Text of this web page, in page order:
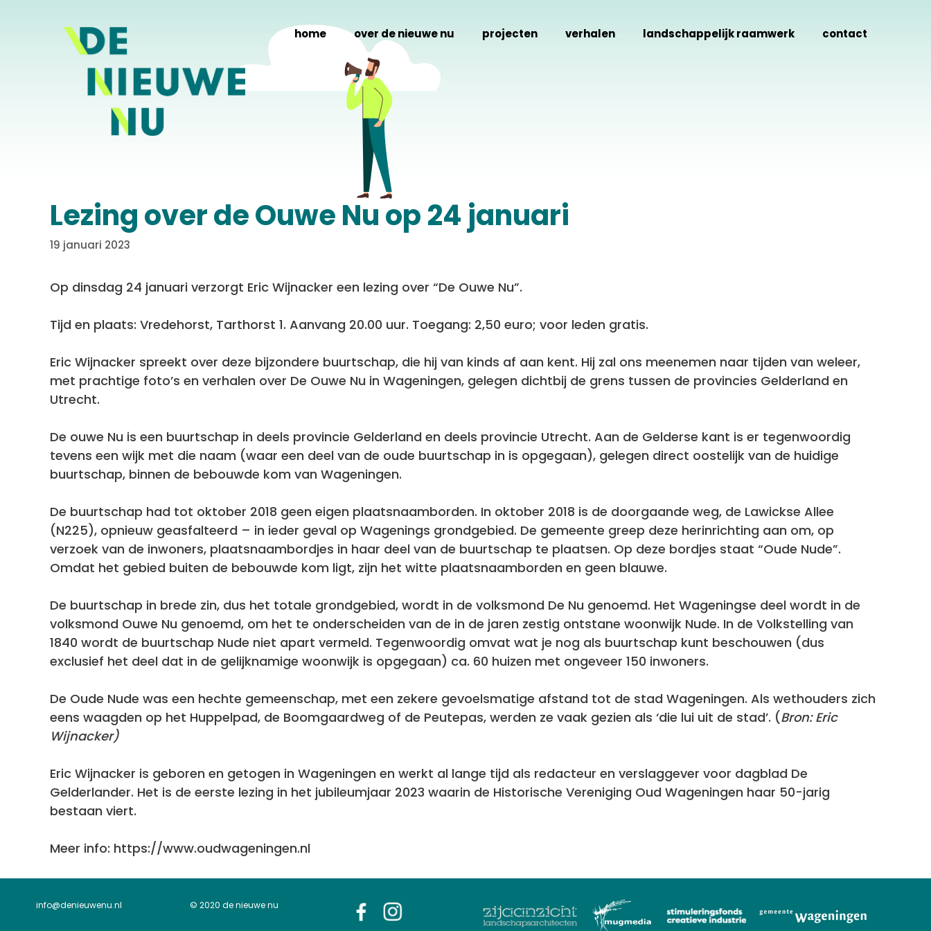
home over de nieuwe nu projecten verhalen landschappelijk raamwerk contact
Lezing over de Ouwe Nu op 24 januari
19 januari 2023
Op dinsdag 24 januari verzorgt Eric Wijnacker een lezing over “De Ouwe Nu”.
Tijd en plaats: Vredehorst, Tarthorst 1. Aanvang 20.00 uur. Toegang: 2,50 euro; voor leden gratis.
Eric Wijnacker spreekt over deze bijzondere buurtschap, die hij van kinds af aan kent. Hij zal ons meenemen naar tijden van weleer,
met prachtige foto’s en verhalen over De Ouwe Nu in Wageningen, gelegen dichtbij de grens tussen de provincies Gelderland en
Utrecht.
De ouwe Nu is een buurtschap in deels provincie Gelderland en deels provincie Utrecht. Aan de Gelderse kant is er tegenwoordig
tevens een wijk met die naam (waar een deel van de oude buurtschap in is opgegaan), gelegen direct oostelijk van de huidige
buurtschap, binnen de bebouwde kom van Wageningen.
De buurtschap had tot oktober 2018 geen eigen plaatsnaamborden. In oktober 2018 is de doorgaande weg, de Lawickse Allee
(N225), opnieuw geasfalteerd – in ieder geval op Wagenings grondgebied. De gemeente greep deze herinrichting aan om, op
verzoek van de inwoners, plaatsnaambordjes in haar deel van de buurtschap te plaatsen. Op deze bordjes staat “Oude Nude”.
Omdat het gebied buiten de bebouwde kom ligt, zijn het witte plaatsnaamborden en geen blauwe.
De buurtschap in brede zin, dus het totale grondgebied, wordt in de volksmond De Nu genoemd. Het Wageningse deel wordt in de
volksmond Ouwe Nu genoemd, om het te onderscheiden van de in de jaren zestig ontstane woonwijk Nude. In de Volkstelling van
1840 wordt de buurtschap Nude niet apart vermeld. Tegenwoordig omvat wat je nog als buurtschap kunt beschouwen (dus
exclusief het deel dat in de gelijknamige woonwijk is opgegaan) ca. 60 huizen met ongeveer 150 inwoners.
De Oude Nude was een hechte gemeenschap, met een zekere gevoelsmatige afstand tot de stad Wageningen. Als wethouders zich
eens waagden op het Huppelpad, de Boomgaardweg of de Peutepas, werden ze vaak gezien als ‘die lui uit de stad’. (Bron: Eric
Wijnacker)
Eric Wijnacker is geboren en getogen in Wageningen en werkt al lange tijd als redacteur en verslaggever voor dagblad De
Gelderlander. Het is de eerste lezing in het jubileumjaar 2023 waarin de Historische Vereniging Oud Wageningen haar 50-jarig
bestaan viert.
Meer info: https://www.oudwageningen.nl
info@denieuwenu.nl © 2020 de nieuwe nu